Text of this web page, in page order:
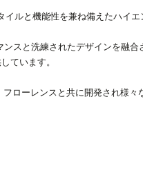
イルと機能性を兼ね備えたハイ
スと洗練されたデザインを融
ています。
ローレンスと共に開発され様